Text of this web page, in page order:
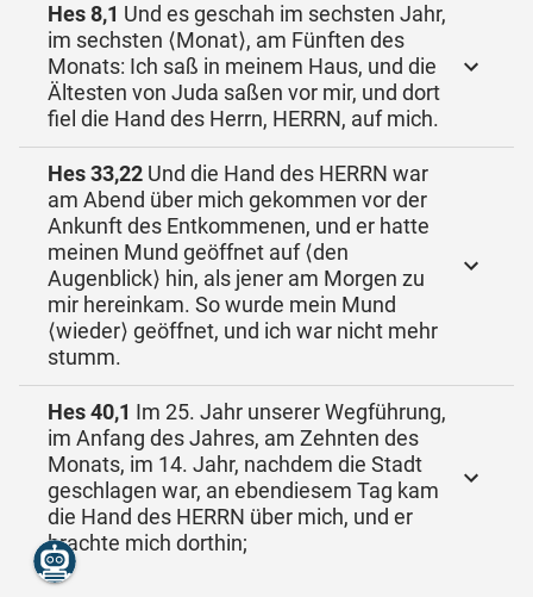
Hes 8,1 Und es geschah im sechsten Jahr,
im sechsten ⟨Monat⟩, am Fünften des
Monats: Ich saß in meinem Haus, und die
Ältesten von Juda saßen vor mir, und dort
fiel die Hand des Herrn, HERRN, auf mich.
Hes 33,22 Und die Hand des HERRN war
am Abend über mich gekommen vor der
Ankunft des Entkommenen, und er hatte
meinen Mund geöffnet auf ⟨den
Augenblick⟩ hin, als jener am Morgen zu
mir hereinkam. So wurde mein Mund
⟨wieder⟩ geöffnet, und ich war nicht mehr
stumm.
Hes 40,1 Im 25. Jahr unserer Wegführung,
im Anfang des Jahres, am Zehnten des
Monats, im 14. Jahr, nachdem die Stadt
geschlagen war, an ebendiesem Tag kam
die Hand des HERRN über mich, und er
brachte mich dorthin;